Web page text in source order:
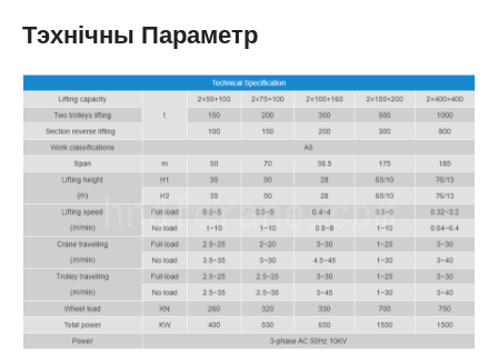
Тэхнічны Параметр